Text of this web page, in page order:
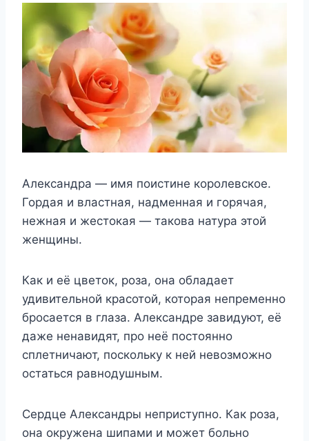
Александра — имя поистине королевское.
Гордая и властная, надменная и горячая,
нежная и жестокая — такова натура этой
женщины.
Как и её цветок, роза, она обладает
удивительной красотой, которая непременно
бросается в глаза. Александре завидуют, её
даже ненавидят, про неё постоянно
сплетничают, поскольку к ней невозможно
остаться равнодушным.
Сердце Александры неприступно. Как роза,
она окружена шипами и может больно